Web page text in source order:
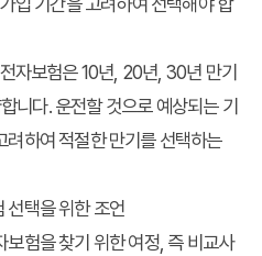
자보험은 10년, 20년, 30년 만기
니다. 운전할 것으로 예상되는 기
하여 적절한 만기를 선택하는
선택을 위한 조언
보험을 찾기 위한 여정, 즉 비교사